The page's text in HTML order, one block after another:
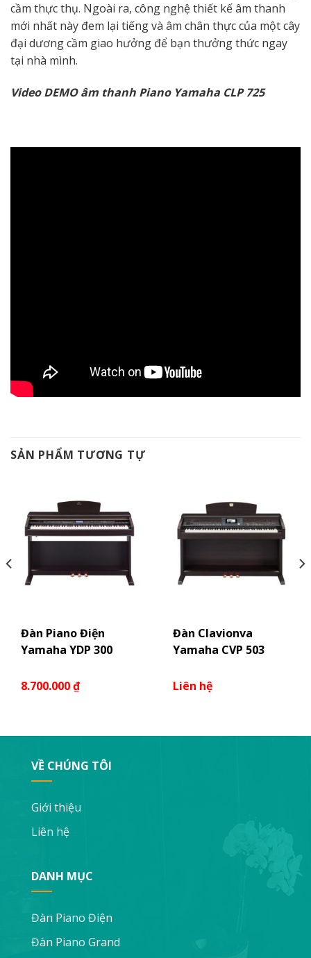
cầm thực thụ. Ngoài ra, công nghệ thiết kế âm thanh
mới nhất này đem lại tiếng và âm chân thực của một cây
đại dương cầm giao hưởng để bạn thưởng thức ngay
tại nhà mình.
Video DEMO âm thanh Piano Yamaha CLP 725
SẢN PHẨM TƯƠNG TỰ
Đàn Piano Điện
Yamaha YDP 300
8.700.000₫
Đàn Clavionva
Yamaha CVP 503
Liên hệ
VỀ CHÚNG TÔI
Giới thiệu
Liên hệ
DANH MỤC
Đàn Piano Điện
Đàn Piano Grand